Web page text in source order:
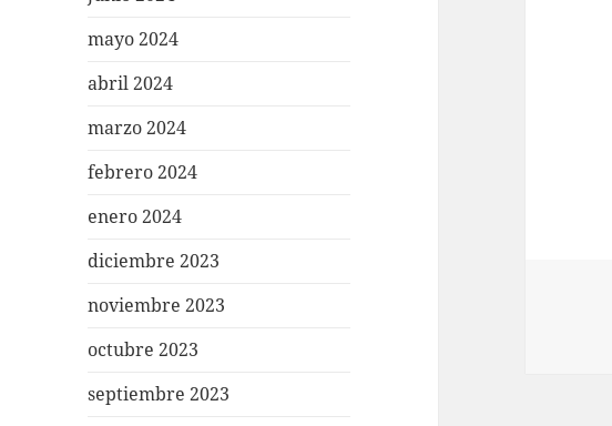
mayo 2024
abril 2024
marzo 2024
febrero 2024
enero 2024
diciembre 2023
noviembre 2023
octubre 2023
septiembre 2023